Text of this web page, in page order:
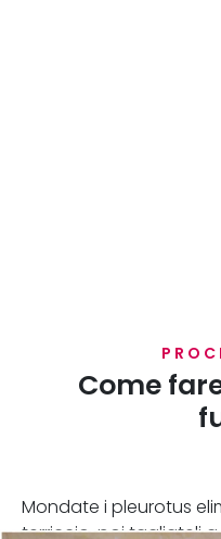
Come
Mondate i pleurotus
terriccio, poi tagliateli